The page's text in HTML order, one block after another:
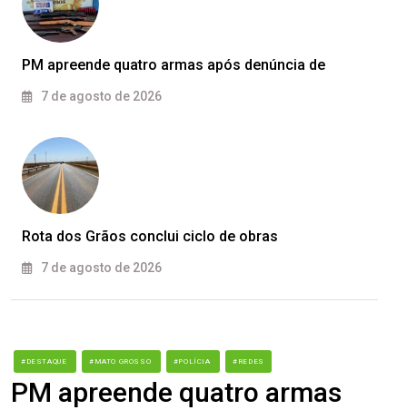
PM apreende quatro armas após denúncia de
7 de agosto de 2026
Rota dos Grãos conclui ciclo de obras
7 de agosto de 2026
#DESTAQUE #MATO GROSSO #POLÍCIA #REDES
PM apreende quatro armas